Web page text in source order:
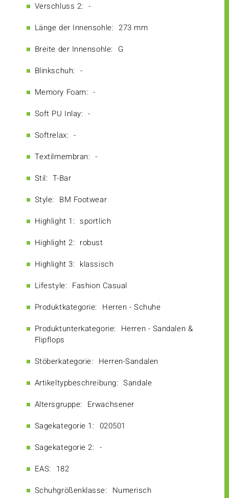
Verschluss 2: -
Länge der Innensohle: 273 mm
Breite der Innensohle: G
Blinkschuh: -
Memory Foam: -
Soft PU Inlay: -
Softrelax: -
Textilmembran: -
Stil: T-Bar
Style: BM Footwear
Highlight 1: sportlich
Highlight 2: robust
Highlight 3: klassisch
Lifestyle: Fashion Casual
Produktkategorie: Herren - Schuhe
Produktunterkategorie: Herren - Sandalen &
Flipflops
Stöberkategorie: Herren-Sandalen
Artikeltypbeschreibung: Sandale
Altersgruppe: Erwachsener
Sagekategorie 1: 020501
Sagekategorie 2: -
EAS: 182
Schuhgrößenklasse: Numerisch